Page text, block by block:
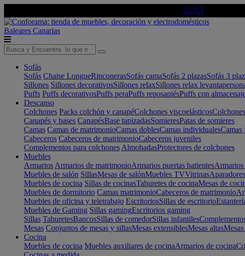
AQUÍ
Baleares Canarias
Sofás
Sofás Chaise LongueRinconerasSofás camaSofás 2 plazasSofás 3
Sillones Sillones decorativosSillones relaxSillones relax
Puffs Puffs decorativosPuffs peraPuffs reposapiésPuffs con
Descanso
Colchones Packs colchón y canapéColchones viscoelásticos
Canapés y bases CanapésBase tapizadasSomieresPatas de somieres
Camas Camas de matrimonioCamas doblesCamas individualesCamas
Cabeceros Cabeceros de matrimonioCabeceros juveniles
Complementos para colchones AlmohadasProtectores de colchones
Muebles
Armarios Armarios de matrimonioArmarios puertas batientesArmarios
Muebles de salón SillasMesas de salónMuebles TVVitrinasAparadores
Muebles de cocina Sillas de cocinasTaburetes de cocinaMesas de
Muebles de dormitorio Camas matrimonioCabeceros de matrimonio
Muebles de oficina y teletrabajo EscritoriosSillas de escritorio
Muebles de Gaming Sillas gamingEscritorios gaming
Sillas TaburetesBancosSillas de comedorSillas infantiles
Mesas Conjuntos de mesas y sillasMesas extensiblesMesas altas
Cocina
Muebles de cocina Muebles auxiliares de cocinaArmarios de cocina